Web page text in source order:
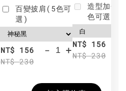
百變披肩(5色可
選)
NT$ 156
NT$ 230
- +
造型加分
色可選)
NT$ 156
NT$ 230